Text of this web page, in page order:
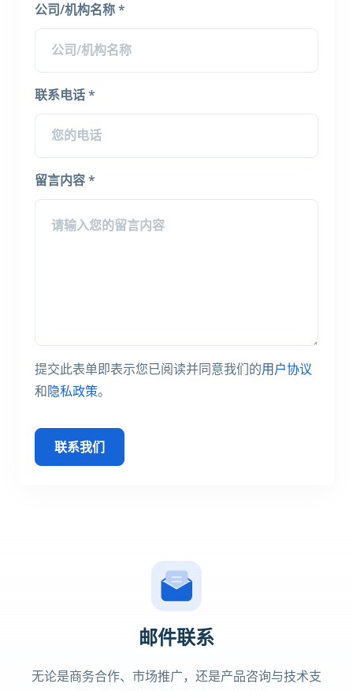
公司/机构名称 *
联系电话 *
留言内容 *
提交此表单即表示您已阅读并同意我们的用户协议
和 隐私政策。
联系我们
邮件联系
无论是商务合作、市场推广，还是产品咨询与技术支